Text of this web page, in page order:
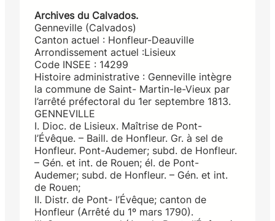
Archives du Calvados.
Genneville (Calvados)
Canton actuel : Honfleur-Deauville
Arrondissement actuel :Lisieux
Code INSEE : 14299
Histoire administrative : Genneville intègre
la commune de Saint- Martin-le-Vieux par
l’arrêté préfectoral du 1er septembre 1813.
GENNEVILLE
I. Dioc. de Lisieux. Maîtrise de Pont-
l’Évêque. – Baill. de Honfleur. Gr. à sel de
Honfleur. Pont-Audemer; subd. de Honfleur.
– Gén. et int. de Rouen; él. de Pont-
Audemer; subd. de Honfleur. – Gén. et int.
de Rouen;
II. Distr. de Pont- l’Évêque; canton de
Honfleur (Arrêté du 1º mars 1790).